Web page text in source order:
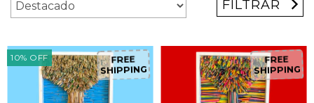
FILTRAR
10% OFF FREE
SHIPPING
FREE
SHIPPING